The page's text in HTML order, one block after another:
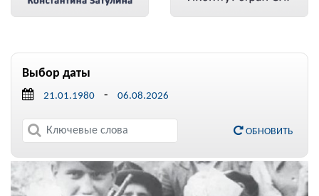
Выбор даты
-
ОБНОВИТЬ